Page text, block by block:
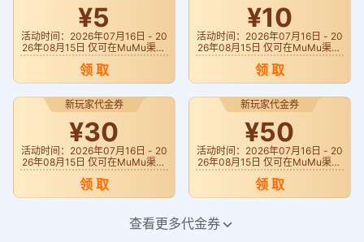
¥5
活动时间：2026年07月16日 - 20
26年08月15日 仅可在MuMu渠道
《帝国雄师》使用
领 取
¥10
活动时间：2026年07月16日 - 20
26年08月15日 仅可在MuMu渠道
《帝国雄师》使用
领 取
新玩家代金券
¥30
活动时间：2026年07月16日 - 20
26年08月15日 仅可在MuMu渠道
《帝国雄师》使用
领 取
新玩家代金券
¥50
活动时间：2026年07月16日 - 20
26年08月15日 仅可在MuMu渠道
《帝国雄师》使用
领 取
查看更多代金券